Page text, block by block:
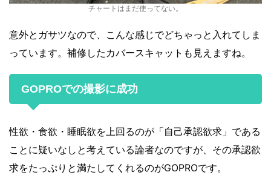
チャートはまだ使ってない。
意外とガサツなので、こんな感じでどちゃっと入れてしま
っています。補修したカバースキャットも見えますね。
GOPROでの撮影に成功
性欲・食欲・睡眠欲を上回るのが「自己承認欲求」である
ことに疑いなしと考えている論者なのですが、その承認欲
求をたっぷりと満たしてくれるのがGOPROです。